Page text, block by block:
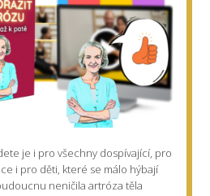
je i provšechny dospívající, pro
i pro děti, které se málo hýbají
neničila artróza těla